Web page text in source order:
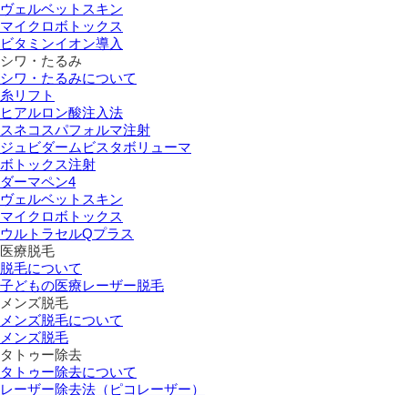
ヴェルベットスキン
マイクロボトックス
ビタミンイオン導入
シワ・たるみ
シワ・たるみについて
糸リフト
ヒアルロン酸注入法
スネコスパフォルマ注射
ジュビダームビスタボリューマ
ボトックス注射
ダーマペン4
ヴェルベットスキン
マイクロボトックス
ウルトラセルQプラス
医療脱毛
脱毛について
子どもの医療レーザー脱毛
メンズ脱毛
メンズ脱毛について
メンズ脱毛
タトゥー除去
タトゥー除去について
レーザー除去法（ピコレーザー）